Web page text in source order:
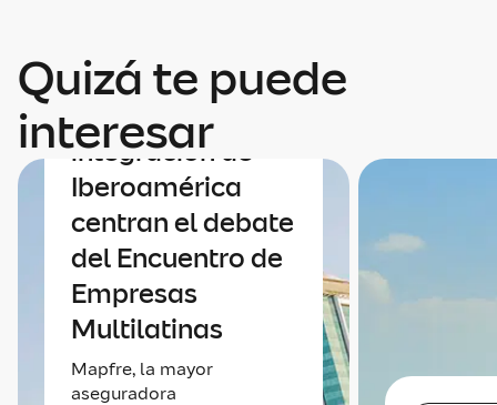
Quizá te puede
interesar
Economía
Economía e
integración de
Iberoamérica
centran el debate
del Encuentro de
Empresas
Multilatinas
Mapfre, la mayor
aseguradora